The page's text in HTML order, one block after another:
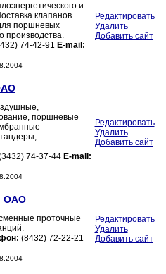
и
клапанов
поршневых
производства.
74-42-91 E-mail:
Редактировать
Удалить
Добавить сайт
поршневые
74-37-44 E-mail:
Редактировать
Удалить
Добавить сайт
ОАО
проточные
(8432) 72-22-21
Редактировать
Удалить
Добавить сайт